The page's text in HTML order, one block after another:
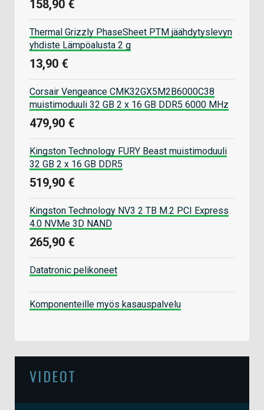
158,90 €
Thermal Grizzly PhaseSheet PTM jäähdytyslevyn
yhdiste Lämpöalusta 2 g
13,90 €
Corsair Vengeance CMK32GX5M2B6000C38
muistimoduuli 32 GB 2 x 16 GB DDR5 6000 MHz
479,90 €
Kingston Technology FURY Beast muistimoduuli
32 GB 2 x 16 GB DDR5
519,90 €
Kingston Technology NV3 2 TB M.2 PCI Express
4.0 NVMe 3D NAND
265,90 €
Datatronic pelikoneet
Komponenteille myös kasauspalvelu
VIDEOT